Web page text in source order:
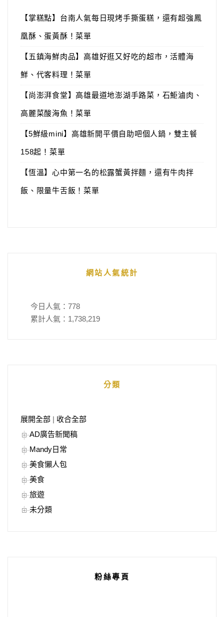
【掌糕點】台南人氣每日現烤手撕蛋糕，還有超強鳳
凰酥、蛋黃酥！菜單
【五鎮海鮮肉品】高雄好逛又好吃的超市，活體海
鮮、代客料理！菜單
【尚澎湃食堂】高雄最道地澎湖手路菜，石鮔滷肉、
高麗菜酸海魚！菜單
【5鮮級mini】高雄新開平價自助吧個人鍋，雙主餐
158起！菜單
【恆溫】心中第一名的松露蟹黃拌麵，還有牛肉拌
飯、限量牛舌飯！菜單
網站人氣統計
今日人氣： 778
累計人氣： 1,738,219
分類
展開全部
收合全部
AD廣告新聞稿
Mandy日常
美食懶人包
美食
旅遊
未分類
粉絲專頁